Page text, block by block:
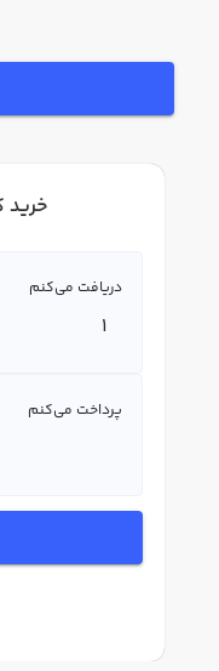
رابکس، قیمت لحظه‌ای، نمودار و
تا بتوانید تصمیمات بهتری در
خرید
دریافت می‌کنم
پرداخت می‌کنم